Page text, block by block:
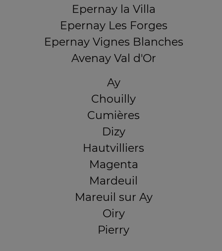
Epernay la Villa
Epernay Les Forges
Epernay Vignes Blanches
Avenay Val d'Or
Ay
Chouilly
Cumières
Dizy
Hautvilliers
Magenta
Mardeuil
Mareuil sur Ay
Oiry
Pierry